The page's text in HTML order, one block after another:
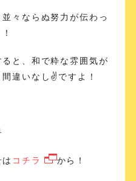
々ならぬ努力が伝わっ
と、和で粋な雰囲気が
違いなし✌️ですよ！
コチラ から！